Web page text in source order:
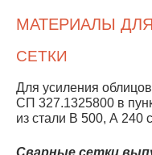
МАТЕРИАЛЫ
СЕТКИ
Для усиления
СП 327.1325800 в
из стали В 500, А 240
Сварные сетки